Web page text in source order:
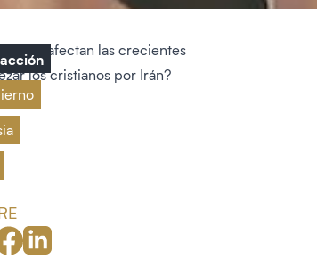
afectan las crecientes
los cristianos por Irán?